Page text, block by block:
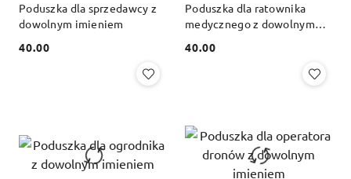
Poduszka dla sprzedawcy z
dowolnym imieniem
Cena:
40.00
Poduszka dla ratownika
medycznego z dowolnym
Cena:
40.00